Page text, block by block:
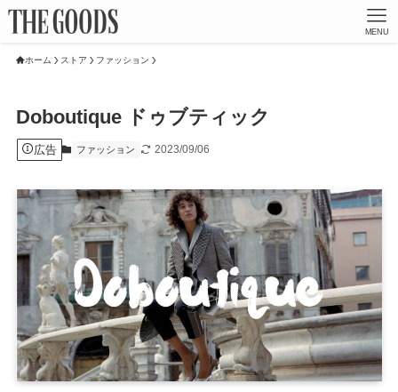
MENU
ホーム ストア ファッション
Doboutique ドゥブティック
広告 ファッション 2023/09/06